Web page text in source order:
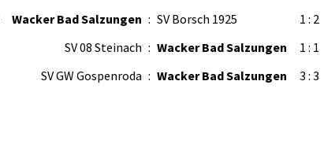
Wacker Bad Salzungen : SV Borsch 1925 1 : 2
SV 08 Steinach : Wacker Bad Salzungen 1 : 1
SV GW Gospenroda : Wacker Bad Salzungen 3 : 3